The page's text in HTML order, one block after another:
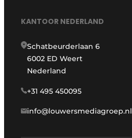
KANTOOR NEDERLAND
Schatbeurderlaan 6
6002 ED Weert
Nederland
+31 495 450095
info@louwersmediagroep.nl